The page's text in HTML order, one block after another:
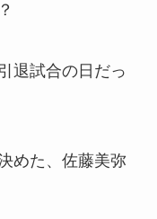
退試合の日だっ
めた、佐藤美弥